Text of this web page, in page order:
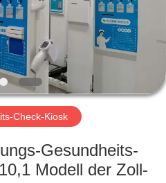
Check-Kiosk
Gesundheits-
Modell der Zoll-